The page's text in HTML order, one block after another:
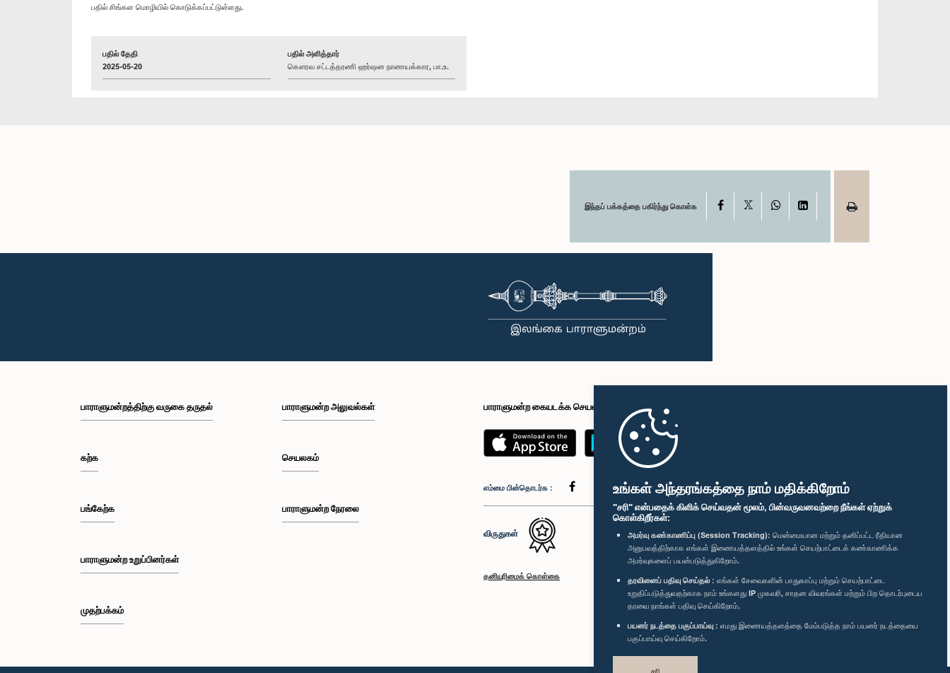
உங்கள் அந்தரங்கத்தை நாம் மதிக்கிறோம்
"சரி" என்பதைக் கிளிக் செய்வதன் மூலம், பின்வருவனவற்றை நீங்கள் ஏற்றுக்
கொள்கிறீர்கள்:
அமர்வு கண்காணிப்பு (Session Tracking): மென்மையான மற்றும் தனிப்பட்ட ரீதியான
அனுபவத்திற்காக எங்கள் இணையத்தளத்தில் உங்கள் செயற்பாட்டைக் கண்காணிக்க
அமர்வுகளைப் பயன்படுத்துகிறோம்.
தரவினைப் பதிவு செய்தல் : எங்கள் சேவைகளின் பாதுகாப்பு மற்றும் செயற்பாட்டை
உறுதிப்படுத்துவதற்காக நாம் உங்களது IP முகவரி, சாதன விவரங்கள் மற்றும் பிற தொடர்புடைய
தரவை நாங்கள் பதிவு செய்கிறோம்.
பயனர் நடத்தை பகுப்பாய்வு : எமது இணையத்தளத்தை மேம்படுத்த நாம் பயனர் நடத்தையை
பகுப்பாய்வு செய்கிறோம்.
சரி
பதில் சிங்கள மொழியில் கொடுக்கப்பட்டுள்ளது.
பதில் தேதி
2025-05-20
பதில் அளித்தார்
கௌரவ சட்டத்தரணி ஹர்ஷன நானாயக்கார, பா.உ.
இந்தப் பக்கத்தை பகிர்ந்து கொள்க Facebook WhatsAppLinkedIn
பாராளுமன்றத்திற்கு வருகை தருதல்
கற்க
பங்கேற்க
பாராளுமன்ற உறுப்பினர்கள்
முதற்பக்கம்
பாராளுமன்ற அலுவல்கள்
செயலகம்
பாராளுமன்ற நேரலை
பாராளுமன்ற கையடக்க செயலி
எம்மை பின்தொடர்க :
விருதுகள்
தனியுரிமைக் கொள்கை